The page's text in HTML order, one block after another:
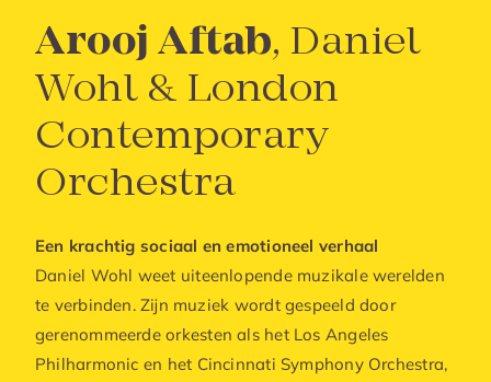
Arooj Aftab, Daniel
Wohl & London
Contemporary
Orchestra
Een krachtig sociaal en emotioneel verhaal
Daniel Wohl weet uiteenlopende muzikale werelden
te verbinden. Zijn muziek wordt gespeeld door
gerenommeerde orkesten als het Los Angeles
Philharmonic en het Cincinnati Symphony Orchestra,